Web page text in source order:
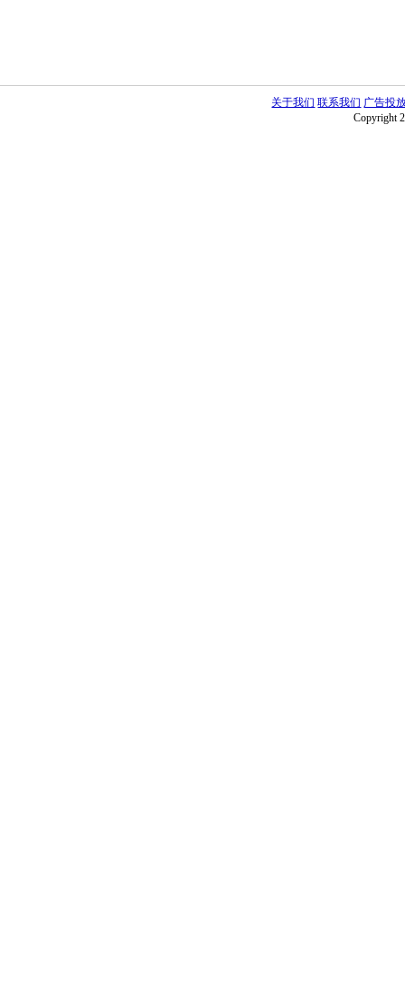
关于我们 联系我们 广告投
Copyright